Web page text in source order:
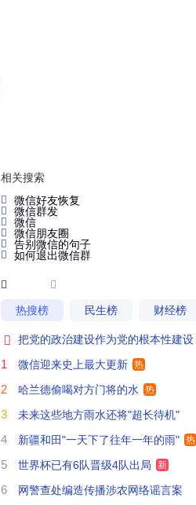
相关搜索
微信好友恢复
微信群发
微信
微信朋友圈
告别微信的句子
如何退出微信群
 
热搜榜 民生榜 财经榜
 把党的政治建设作为党的根本性建设
1 微信迎来史上最大更新 热
2 哈兰德偷喝对方门将的水 热
3 未来这些地方雨水还将"超长待机"
4 新疆和田"一天下了往年一年的雨" 热
5 世界杯已有6队晋级4队出局 新
6 网警查处编造传播涉农网络谣言案